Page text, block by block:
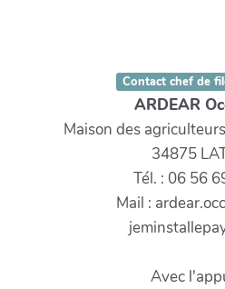
Contact chef de
ARDEAR
Maison des
34875
Tél. : 06 56
Mail :
Avec